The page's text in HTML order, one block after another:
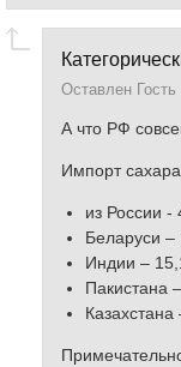
Оставлен
А что РФ
Импорт
из России -
Беларуси –
Индии –
Пакистана
Казахстана